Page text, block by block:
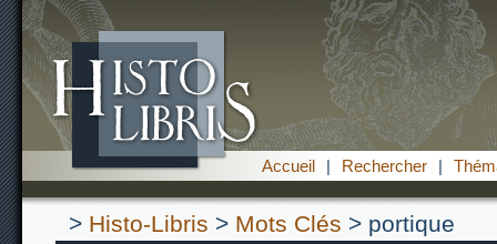
Accueil | Rechercher |
> Histo-Libris > Mots Clés > portique